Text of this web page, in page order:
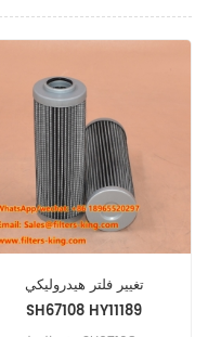
تغيير فلتر هيدروليكي
SH67108 HY11189